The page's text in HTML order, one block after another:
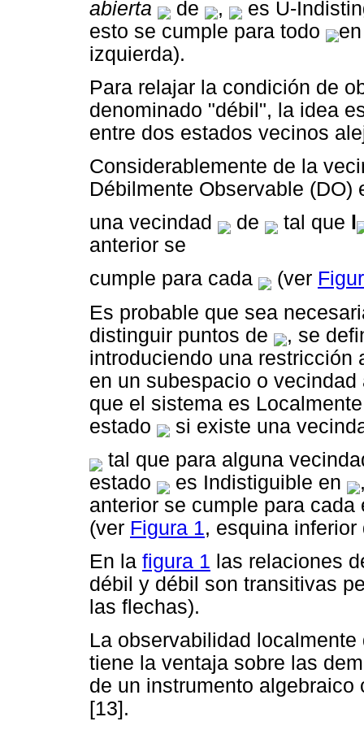
abierta de ,
es U-
esto se cumple para todo
izquierda).
Para relajar la condición de
denominado "débil", la idea
entre dos estados vecinos
Considerablemente de la
Débilmente Observable (DO)
una vecindad
de tal que
anterior se
cumple para cada
(ver
Es probable que sea
distinguir puntos de
, se
introduciendo una
en un subespacio o
que el sistema es
estado
si existe una
tal que para alguna
estado
es Indistiguible en
anterior se cumple para
(ver Figura 1, esquina inferior
En la figura 1 las relaciones
débil y débil son transitivas
las flechas).
La observabilidad
tiene la ventaja sobre las
de un instrumento
[13].